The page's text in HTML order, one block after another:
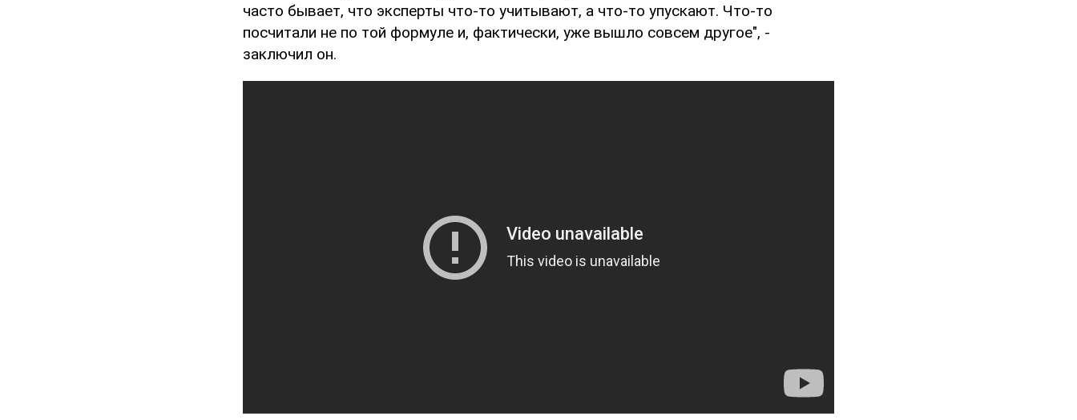
часто бывает, что эксперты что-то учитывают, а что-то упускают. Что-то
посчитали не по той формуле и, фактически, уже вышло совсем другое", -
заключил он.